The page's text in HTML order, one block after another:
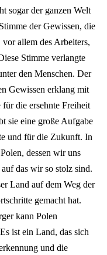
sogar der ganzen Welt
der Gewissen, die
allem des Arbeiters,
Stimme verlangte
den Menschen. Der
Gewissen erklang mit
die ersehnte Freiheit
sie eine große Aufgabe
und für die Zukunft. In
dessen wir uns
das wir so stolz sind.
Land auf dem Weg der
gemacht hat.
kann Polen
ist ein Land, das sich
und die